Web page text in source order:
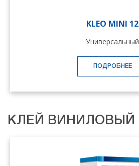
KLEO MINI 12
Универсальный
ПОДРОБНЕЕ
КЛЕЙ ВИНИЛОВЫЙ